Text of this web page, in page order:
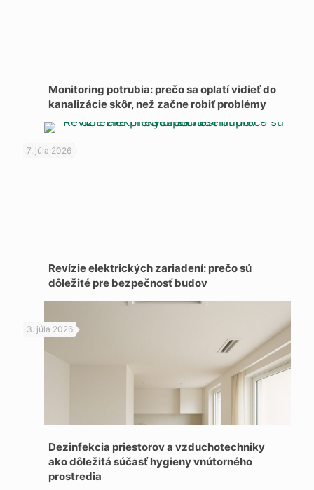
Monitoring potrubia: prečo sa oplatí vidieť do
kanalizácie skôr, než začne robiť problémy
7. júla 2026
Revízie elektrických zariadení: prečo sú
dôležité pre bezpečnosť budov
3. júla 2026
Dezinfekcia priestorov a vzduchotechniky
ako dôležitá súčasť hygieny vnútorného
prostredia